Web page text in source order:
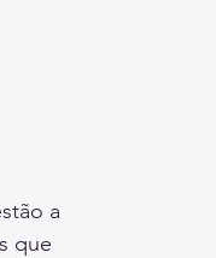
a
que